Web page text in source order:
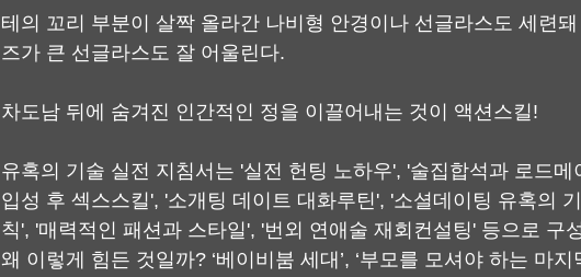
테의 꼬리 부분이 살짝 올라간 나비형 안경이나 선글라스도 세련
즈가 큰 선글라스도 잘 어울린다.
차도남 뒤에 숨겨진 인간적인 정을 이끌어내는 것이 액션스킬!
유혹의 기술 실전 지침서는 '실전 헌팅 노하우', '술집합석과 로드메
입성 후 섹스스킬', '소개팅 데이트 대화루틴', '소셜데이팅 유혹의
칙', '매력적인 패션과 스타일', '번외 연애술 재회컨설팅' 등으로 구
왜 이렇게 힘든 것일까? ‘베이비붐 세대’, ‘부모를 모셔야 하는 마지